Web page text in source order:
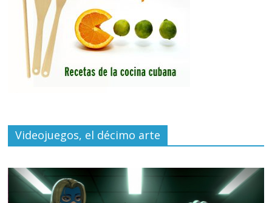
Videojuegos, el décimo arte